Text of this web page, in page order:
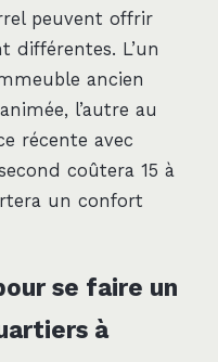
peuvent offrir
différentes. L’un
ancien
l’autre au
récente avec
coûtera 15 à
un confort
se faire un
à